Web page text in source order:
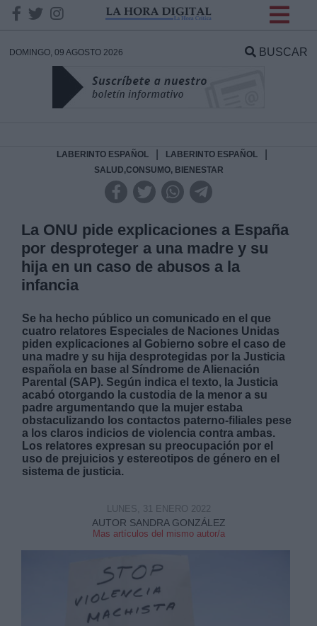
DOMINGO, 09 AGOSTO 2026 BUSCAR
LABERINTO ESPAÑOL LABERINTO ESPAÑOL
SALUD,CONSUMO, BIENESTAR
La ONU pide explicaciones a España
por desproteger a una madre y su
hija en un caso de abusos a la
infancia
Se ha hecho público un comunicado en el que
cuatro relatores Especiales de Naciones Unidas
piden explicaciones al Gobierno sobre el caso de
una madre y su hija desprotegidas por la Justicia
española en base al Síndrome de Alienación
Parental (SAP). Según indica el texto, la Justicia
acabó otorgando la custodia de la menor a su
padre argumentando que la mujer estaba
obstaculizando los contactos paterno-filiales pese
a los claros indicios de violencia contra ambas.
Los relatores expresan su preocupación por el
uso de prejuicios y estereotipos de género en el
sistema de justicia.
AUTOR SANDRA GONZÁLEZ
Mas artículos del mismo autor/a
LUNES, 31 ENERO 2022
DATOS
Responsable:
Legitimación:
Destinatarios:
Derechos:
link
Información adicional